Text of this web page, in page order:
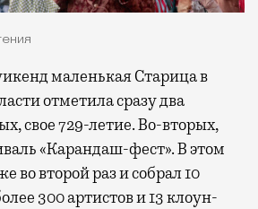
отметила сразу два
свое 729-летие. Во-вторых,
«Карандаш-фест». В этом
во второй раз и собрал 10
300 артистов и 13 клоун-